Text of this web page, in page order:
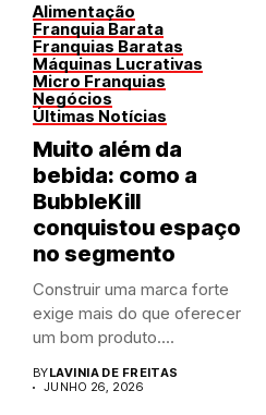
Alimentação
Franquia Barata
Franquias Baratas
Máquinas Lucrativas
Micro Franquias
Negócios
Últimas Notícias
Muito além da
bebida: como a
BubbleKill
conquistou espaço
no segmento
Construir uma marca forte
exige mais do que oferecer
um bom produto....
BYLAVINIA DE FREITAS
JUNHO 26, 2026